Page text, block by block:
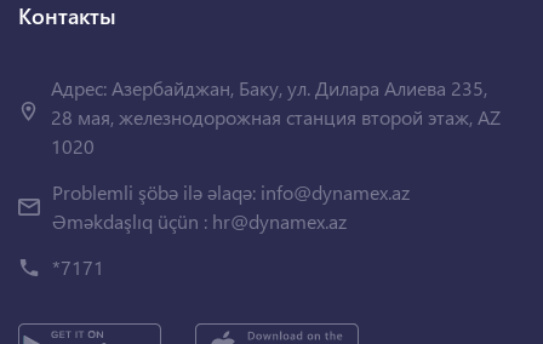
Контакты
Адрес: Азербайджан, Баку, ул. Дилара Алиева 235,
28 мая, железнодорожная станция второй этаж, AZ
1020
Problemli şöbə ilə əlaqə: info@dynamex.az
Əməkdaşlıq üçün : hr@dynamex.az
*7171